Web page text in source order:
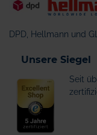
DPD, Hellmann und
Unsere Siegel
Seit